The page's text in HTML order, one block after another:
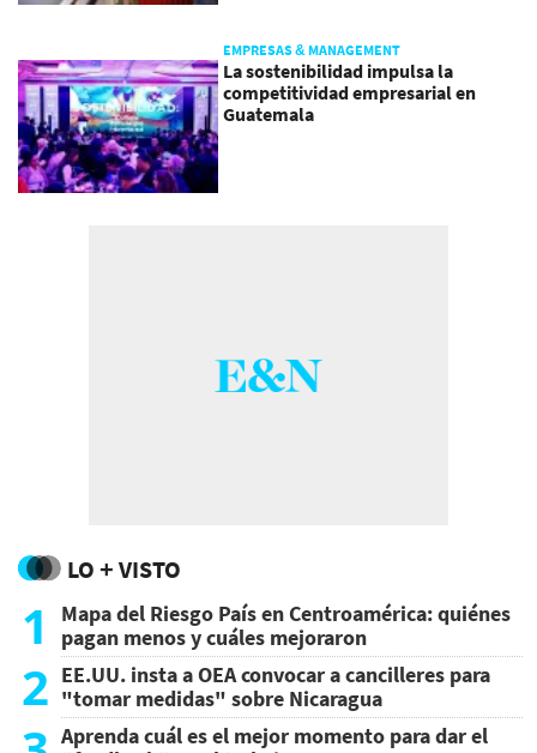
EMPRESAS & MANAGEMENT
La sostenibilidad impulsa la
competitividad empresarial en
Guatemala
LO + VISTO
1
Mapa del Riesgo País en Centroamérica: quiénes
pagan menos y cuáles mejoraron
2 EE.UU. insta a OEA convocar a cancilleres para
"tomar medidas" sobre Nicaragua
Aprenda cuál es el mejor momento para dar el